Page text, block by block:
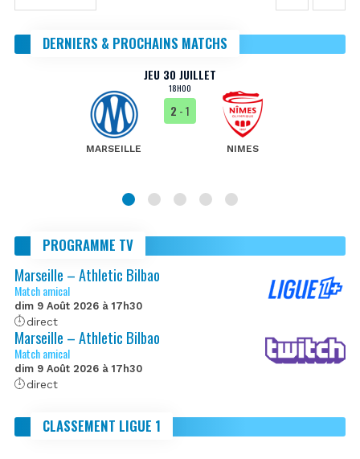
DERNIERS & PROCHAINS MATCHS
JEU 30 JUILLET
18H00
MARSEILLE
2 - 1
NIMES
PROGRAMME TV
Marseille – Athletic Bilbao
Match amical
dim 9 Août 2026 à 17h30
direct
Marseille – Athletic Bilbao
Match amical
dim 9 Août 2026 à 17h30
direct
CLASSEMENT LIGUE 1